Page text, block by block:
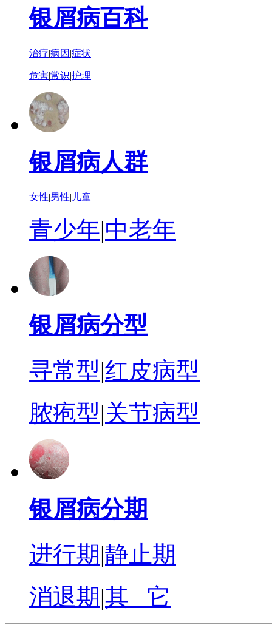
银屑病百科
治疗|病因 |症状
危害|常识|护理
银屑病人群
女性|男性| 儿童
青少年|中老年
银屑病分型
寻常型|红皮病型
脓疱型|关节病型
银屑病分期
进行期|静止期
消退期|其 它